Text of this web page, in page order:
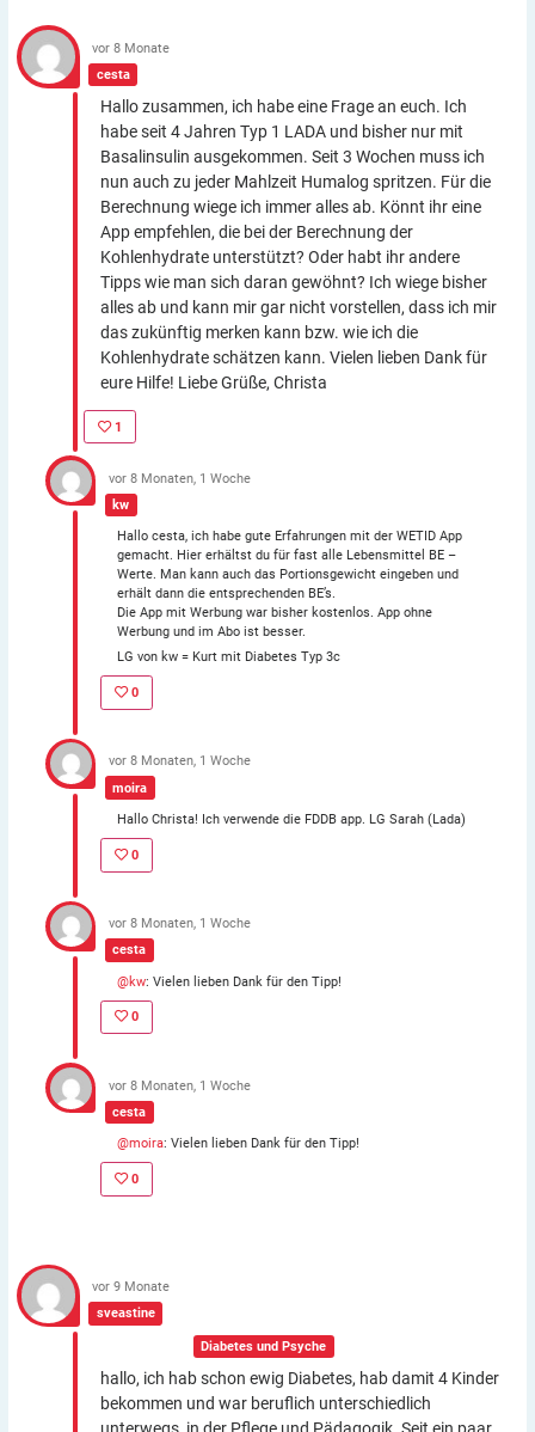
cesta
vor 8 Monate
Hallo zusammen, ich habe eine Frage an euch. Ich
habe seit 4 Jahren Typ 1 LADA und bisher nur mit
Basalinsulin ausgekommen. Seit 3 Wochen muss ich
nun auch zu jeder Mahlzeit Humalog spritzen. Für die
Berechnung wiege ich immer alles ab. Könnt ihr eine
App empfehlen, die bei der Berechnung der
Kohlenhydrate unterstützt? Oder habt ihr andere
Tipps wie man sich daran gewöhnt? Ich wiege bisher
alles ab und kann mir gar nicht vorstellen, dass ich mir
das zukünftig merken kann bzw. wie ich die
Kohlenhydrate schätzen kann. Vielen lieben Dank für
eure Hilfe! Liebe Grüße, Christa
1
kw
vor 8 Monaten, 1 Woche
Hallo cesta, ich habe gute Erfahrungen mit der WETID App
gemacht. Hier erhältst du für fast alle Lebensmittel BE –
Werte. Man kann auch das Portionsgewicht eingeben und
erhält dann die entsprechenden BE’s.
Die App mit Werbung war bisher kostenlos. App ohne
Werbung und im Abo ist besser.
LG von kw = Kurt mit Diabetes Typ 3c
0
moira
vor 8 Monaten, 1 Woche
Hallo Christa! Ich verwende die FDDB app. LG Sarah (Lada)
0
cesta
vor 8 Monaten, 1 Woche
@kw: Vielen lieben Dank für den Tipp!
0
cesta
vor 8 Monaten, 1 Woche
@moira: Vielen lieben Dank für den Tipp!
0
sveastine
Diabetes und Psyche
vor 9 Monate
hallo, ich hab schon ewig Diabetes, hab damit 4 Kinder
bekommen und war beruflich unterschiedlich